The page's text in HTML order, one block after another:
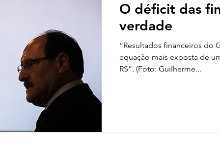
O déficit das
verdade
“Resultados financeiros do
equação mais exposta de
RS”. (Foto: Guilherme...